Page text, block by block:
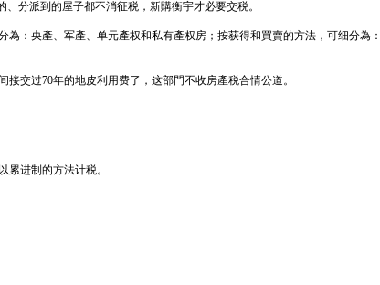
分派到的屋子都不消征税，新購衡宇才必要交税。
：央產、军產、单元產权和私有產权房；按获得和買賣的方法，可细分
交过70年的地皮利用费了，这部門不收房產税合情公道。
累进制的方法计税。